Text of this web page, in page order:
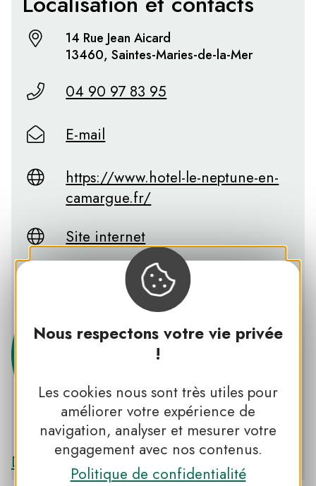
Nous respectons votre vie privée
!
Les cookies nous sont très utiles pour
améliorer votre expérience de
navigation, analyser et mesurer votre
engagement avec nos contenus.
Politique de confidentialité
14 Rue Jean Aicard
13460, Saintes-Maries-de-la-Mer
04 90 97 83 95
E-mail
https://www.hotel-le-neptune-en-
camargue.fr/
Site internet
Facebook
PNR DE CAMARGUE
Découvrir le PNR DE CAMARGUE